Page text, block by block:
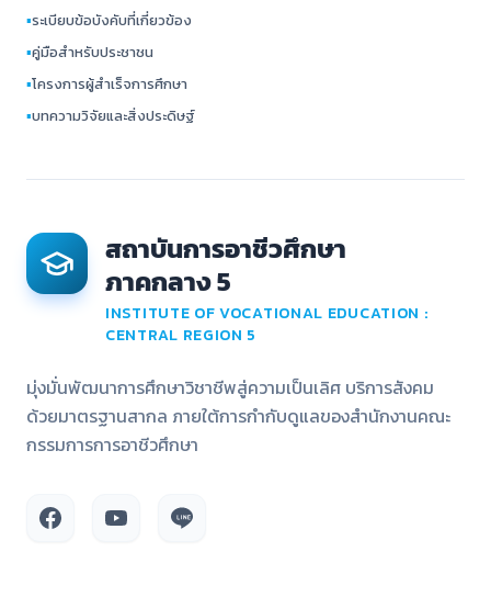
▪ระเบียบข้อบังคับที่เกี่ยวข้อง
▪คู่มือสำหรับประชาชน
▪โครงการผู้สำเร็จการศึกษา
▪บทความวิจัยและสิ่งประดิษฐ์
สถาบันการอาชีวศึกษา
ภาคกลาง 5
INSTITUTE OF VOCATIONAL EDUCATION :
CENTRAL REGION 5
มุ่งมั่นพัฒนาการศึกษาวิชาชีพสู่ความเป็นเลิศ บริการสังคม
ด้วยมาตรฐานสากล ภายใต้การกำกับดูแลของสำนักงานคณะ
กรรมการการอาชีวศึกษา